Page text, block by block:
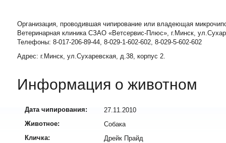
Организация, проводившая чипирование или владеющая
Ветеринарная клиника СЗАО «Ветсервис-Плюс», г.Минск,
Телефоны: 8-017-206-89-44, 8-029-1-602-602, 8-029-5-602-602
Адрес: г.Минск, ул.Сухаревская, д.38, корпус 2.
Информация о животном
Дата чипирования:
27.11.2010
Животное:
Собака
Кличка:
Дрейк Прайд